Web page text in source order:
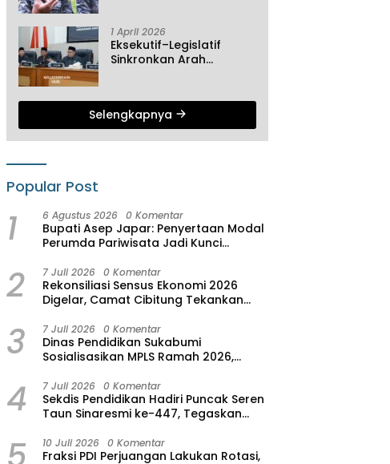
1 April 2026
Eksekutif–Legislatif
Sinkronkan Arah
Dibahas di Paripurna ke-
2 DPRD Sukabumi
Selengkapnya
Popular Post
1 6 Agustus 2026 0 Komentar
Bupati Asep Japar: Penyertaan Modal
Perumda Pariwisata Jadi Kunci
2 7 Juli 2026 0 Komentar
Rekonsiliasi Sensus Ekonomi 2026
Digelar, Camat Cibitung Tekankan
3 7 Juli 2026 0 Komentar
Dinas Pendidikan Sukabumi
Sosialisasikan MPLS Ramah 2026,
dan Menyenangkan
4 7 Juli 2026 0 Komentar
Sekdis Pendidikan Hadiri Puncak Seren
Taun Sinaresmi ke-447, Tegaskan
Karakter
10 Juli 2026 0 Komentar
Fraksi PDI Perjuangan Lakukan Rotasi,